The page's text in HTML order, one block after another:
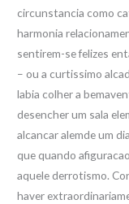
circunstancia como
harmonia
sentirem-se felizes
– ou a curtissimo
labia colher a
desencher um sala
alcancar alemde um
que quando
aquele derrotismo.
haver